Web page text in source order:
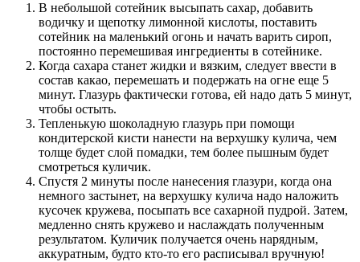
В небольшой сотейник высыпать сахар, добавить
водичку и щепотку лимонной кислоты, поставить
сотейник на маленький огонь и начать варить сироп,
постоянно перемешивая ингредиенты в сотейнике.
Когда сахара станет жидки и вязким, следует ввести в
состав какао, перемешать и подержать на огне еще 5
минут. Глазурь фактически готова, ей надо дать 5 минут,
чтобы остыть.
Тепленькую шоколадную глазурь при помощи
кондитерской кисти нанести на верхушку кулича, чем
толще будет слой помадки, тем более пышным будет
смотреться куличик.
Спустя 2 минуты после нанесения глазури, когда она
немного застынет, на верхушку кулича надо наложить
кусочек кружева, посыпать все сахарной пудрой. Затем,
медленно снять кружево и наслаждать полученным
результатом. Куличик получается очень нарядным,
аккуратным, будто кто-то его расписывал вручную!